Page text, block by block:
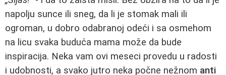
napolju sunce ili sneg, da li je stomak mali ili
ogroman, u dobro odabranoj odeći i sa osmehom
na licu svaka buduća mama može da bude
inspiracija. Neka vam ovi meseci provedu u radosti
i udobnosti, a svako jutro neka počne nežnom anti